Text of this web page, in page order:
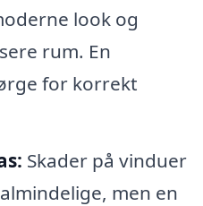
look og
rum. En
for korrekt
Skader på vinduer
men en